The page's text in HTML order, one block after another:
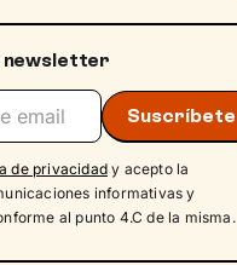
amoroso
y repercusión
y culpables
o vengativa?
tras el duelo amoroso
newsletter
de privacidad y acepto la
informativas y
al punto 4.C de la misma.